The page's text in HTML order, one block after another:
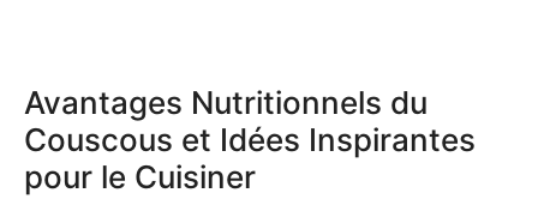
Avantages Nutritionnels du
Couscous et Idées Inspirantes
pour le Cuisiner